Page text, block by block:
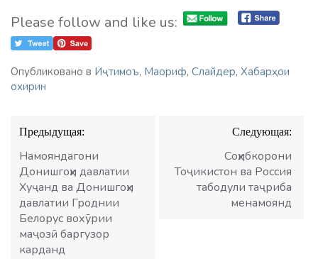
Please follow and like us:
Опубликовано в Иҷтимоъ, Маориф, Слайдер, Хабарҳои
охирин
Навигация
по
записям
Предыдущая:
Намояндагони
Донишгоҳи давлатии
Хуҷанд ва Донишгоҳи
давлатии Гроднии
Белорус вохӯрии
маҷозӣ баргузор
карданд
Следующая:
Соҳибкорони
Тоҷикистон ва Россия
табодули таҷриба
менамоянд